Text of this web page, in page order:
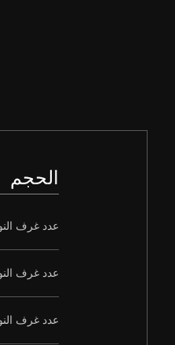
الحجم
عدد غرف
عدد غرف
عدد غرف